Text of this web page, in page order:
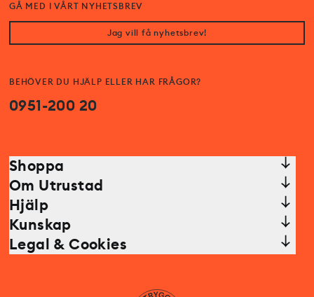
BEHÖVER DU HJÄLP ELLER HAR FRÅGOR?
0951-200 20
GÅ MED I VÅRT NYHETSBREV
Jag vill få nyhetsbrev!
Shoppa
Om Utrustad
Hjälp
Kunskap
Legal & Cookies